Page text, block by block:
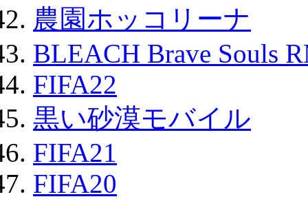
農園ホッコリーナ
BLEACH Brave Souls
FIFA22
黒い砂漠モバイル
FIFA21
FIFA20